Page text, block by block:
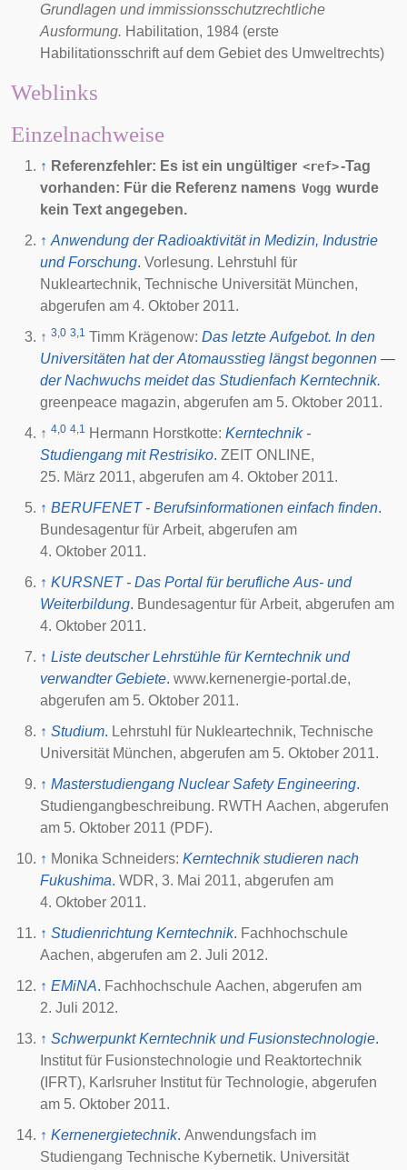
Grundlagen und immissionsschutzrechtliche
Ausformung. Habilitation, 1984 (erste
Habilitationsschrift auf dem Gebiet des Umweltrechts)
Weblinks
Einzelnachweise
↑ Referenzfehler: Es ist ein ungültiger <ref>-Tag
vorhanden: Für die Referenz namens Vogg wurde
kein Text angegeben.
↑ Anwendung der Radioaktivität in Medizin, Industrie
und Forschung. Vorlesung. Lehrstuhl für
Nukleartechnik, Technische Universität München,
abgerufen am 4. Oktober 2011.
↑ 3,0 3,1 Timm Krägenow: Das letzte Aufgebot. In den
Universitäten hat der Atomausstieg längst begonnen —
der Nachwuchs meidet das Studienfach Kerntechnik.
greenpeace magazin, abgerufen am 5. Oktober 2011.
↑ 4,0 4,1 Hermann Horstkotte: Kerntechnik -
Studiengang mit Restrisiko. ZEIT ONLINE,
25. März 2011, abgerufen am 4. Oktober 2011.
↑ BERUFENET - Berufsinformationen einfach finden.
Bundesagentur für Arbeit, abgerufen am
4. Oktober 2011.
↑ KURSNET - Das Portal für berufliche Aus- und
Weiterbildung. Bundesagentur für Arbeit, abgerufen am
4. Oktober 2011.
↑ Liste deutscher Lehrstühle für Kerntechnik und
verwandter Gebiete. www.kernenergie-portal.de,
abgerufen am 5. Oktober 2011.
↑ Studium. Lehrstuhl für Nukleartechnik, Technische
Universität München, abgerufen am 5. Oktober 2011.
↑ Masterstudiengang Nuclear Safety Engineering.
Studiengangbeschreibung. RWTH Aachen, abgerufen
am 5. Oktober 2011 (PDF).
↑ Monika Schneiders: Kerntechnik studieren nach
Fukushima. WDR, 3. Mai 2011, abgerufen am
4. Oktober 2011.
↑ Studienrichtung Kerntechnik. Fachhochschule
Aachen, abgerufen am 2. Juli 2012.
↑ EMiNA. Fachhochschule Aachen, abgerufen am
2. Juli 2012.
↑ Schwerpunkt Kerntechnik und Fusionstechnologie.
Institut für Fusionstechnologie und Reaktortechnik
(IFRT), Karlsruher Institut für Technologie, abgerufen
am 5. Oktober 2011.
↑ Kernenergietechnik. Anwendungsfach im
Studiengang Technische Kybernetik. Universität